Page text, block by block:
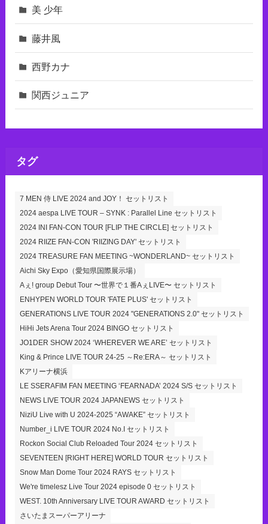
美 少年
藤井風
西野カナ
関西ジュニア
タグ
7 MEN 侍 LIVE 2024 and JOY！ セットリスト
2024 aespa LIVE TOUR – SYNK : Parallel Line セットリスト
2024 INI FAN-CON TOUR [FLIP THE CIRCLE] セットリスト
2024 RIIZE FAN-CON 'RIIZING DAY' セットリスト
2024 TREASURE FAN MEETING ~WONDERLAND~ セットリスト
Aichi Sky Expo（愛知県国際展示場）
Aぇ! group Debut Tour 〜世界で１番AぇLIVE〜 セットリスト
ENHYPEN WORLD TOUR 'FATE PLUS' セットリスト
GENERATIONS LIVE TOUR 2024 "GENERATIONS 2.0" セットリスト
HiHi Jets Arena Tour 2024 BINGO セットリスト
JO1DER SHOW 2024 ‘WHEREVER WE ARE’ セットリスト
King & Prince LIVE TOUR 24-25 ～Re:ERA～ セットリスト
Kアリーナ横浜
LE SSERAFIM FAN MEETING ‘FEARNADA’ 2024 S/S セットリスト
NEWS LIVE TOUR 2024 JAPANEWS セットリスト
NiziU Live with U 2024-2025 “AWAKE” セットリスト
Number_i LIVE TOUR 2024 No.I セットリスト
Rockon Social Club Reloaded Tour 2024 セットリスト
SEVENTEEN [RIGHT HERE] WORLD TOUR セットリスト
Snow Man Dome Tour 2024 RAYS セットリスト
We're timelesz Live Tour 2024 episode 0 セットリスト
WEST. 10th Anniversary LIVE TOUR AWARD セットリスト
さいたまスーパーアリーナ